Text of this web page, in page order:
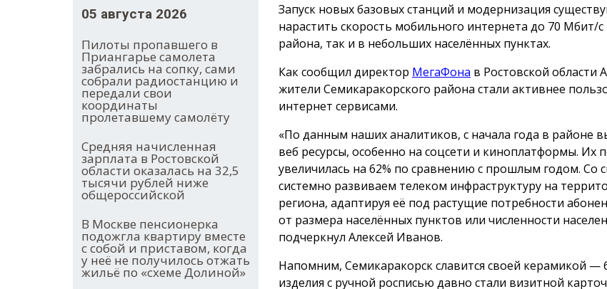
05 августа 2026
Пилоты пропавшего в
Приангарье самолета
забрались на сопку, сами
собрали радиостанцию и
передали свои
координаты
пролетавшему самолёту
Средняя начисленная
зарплата в Ростовской
области оказалась на 32,5
тысячи рублей ниже
общероссийской
В Москве пенсионерка
подожгла квартиру вместе
с собой и приставом, когда
у неё не получилось отжать
жильё по «схеме Долиной»
Запуск новых базовых станций и модернизация
нарастить скорость мобильного интернета до 70 Мбит/с
района, так и в небольших населённых пунктах.
Как сообщил директор МегаФона в Ростовской области
жители Семикаракорского района стали активнее
интернет сервисами.
«По данным наших аналитиков, с начала года в районе
веб ресурсы, особенно на соцсети и киноплатформы. Их
увеличилась на 62% по сравнению с прошлым годом. Со
системно развиваем телеком инфраструктуру на
региона, адаптируя её под растущие потребности
от размера населённых пунктов или численности
подчеркнул Алексей Иванов.
Напомним, Семикаракорск славится своей керамикой —
изделия с ручной росписью давно стали визитной